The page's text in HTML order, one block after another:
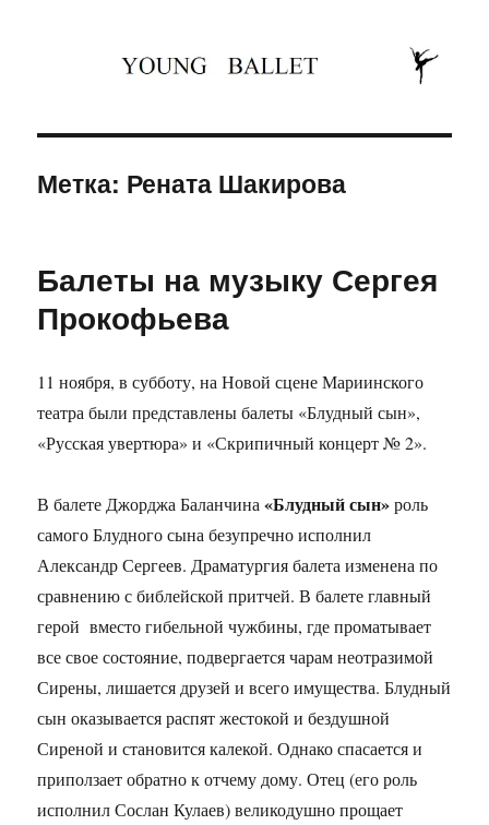
Метка: Рената Шакирова
Балеты на музыку Сергея
Прокофьева
11 ноября, в субботу, на Новой сцене Мариинского
театра были представлены балеты «Блудный сын»,
«Русская увертюра» и «Скрипичный концерт № 2».
В балете Джорджа Баланчина«Блудный сын»роль
самого Блудного сына безупречно исполнил
Александр Сергеев. Драматургия балета изменена по
сравнению с библейской притчей. В балете главный
герой вместо гибельной чужбины, где проматывает
все свое состояние, подвергается чарам неотразимой
Сирены, лишается друзей и всего имущества. Блудный
сын оказывается распят жестокой и бездушной
Сиреной и становится калекой. Однако спасается и
приползает обратно к отчему дому. Отец (его роль
исполнил Сослан Кулаев) великодушно прощает